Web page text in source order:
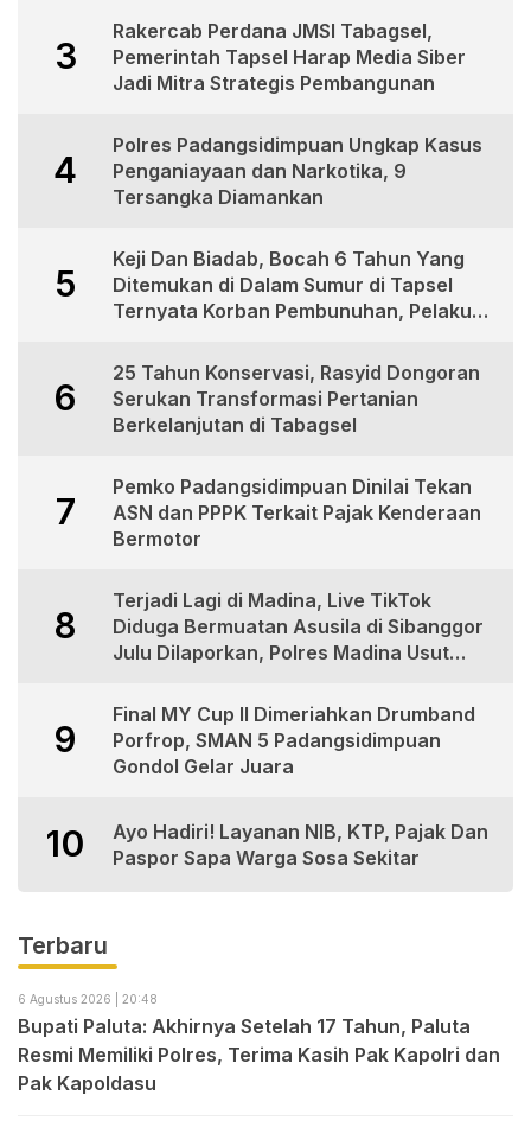
3
Rakercab Perdana JMSI Tabagsel,
Pemerintah Tapsel Harap Media Siber
Jadi Mitra Strategis Pembangunan
4
Polres Padangsidimpuan Ungkap Kasus
Penganiayaan dan Narkotika, 9
Tersangka Diamankan
5
Keji Dan Biadab, Bocah 6 Tahun Yang
Ditemukan di Dalam Sumur di Tapsel
Ternyata Korban Pembunuhan, Pelaku
6
25 Tahun Konservasi, Rasyid Dongoran
Serukan Transformasi Pertanian
Berkelanjutan di Tabagsel
7
Pemko Padangsidimpuan Dinilai Tekan
ASN dan PPPK Terkait Pajak Kenderaan
Bermotor
8
Terjadi Lagi di Madina, Live TikTok
Diduga Bermuatan Asusila di Sibanggor
Julu Dilaporkan, Polres Madina Usut
9
Final MY Cup II Dimeriahkan Drumband
Porfrop, SMAN 5 Padangsidimpuan
Gondol Gelar Juara
10
Ayo Hadiri! Layanan NIB, KTP, Pajak Dan
Paspor Sapa Warga Sosa Sekitar
Terbaru
6 Agustus 2026 | 20:48
Bupati Paluta: Akhirnya Setelah 17 Tahun, Paluta
Resmi Memiliki Polres, Terima Kasih Pak Kapolri dan
Pak Kapoldasu